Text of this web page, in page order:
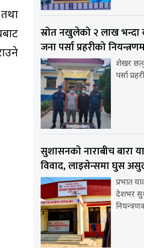
स्रोत नखुलेको २ लाख
जना पर्सा प्रहरीको
शेखर
पर्सा
सुशासनको नाराबीच बारा
विवाद, लाइसेन्समा घुस
प्रभात
देशभर